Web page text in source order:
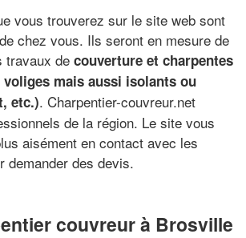
vous trouverez sur le site web sont
chez vous. Ils seront en mesure de
travaux de couverture et charpentes
voliges mais aussi isolants ou
etc.). Charpentier-couvreur.net
de la région. Le site vous
aisément en contact avec les
demander des devis.
couvreur à Brosville